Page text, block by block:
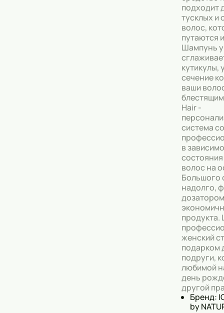
подходит
тусклых и
волос,
путаются
Шампунь
кутикулы,
сечение
ваши
Hair -
система
в
волос на
Большого
надолго,
женский
подарком
подруги,
любимой
день
другой
Бренд:
by